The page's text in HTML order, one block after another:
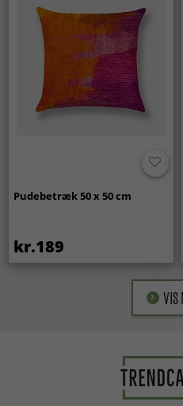
Pudebetræk 50 x 50 cm
kr.189
VIS